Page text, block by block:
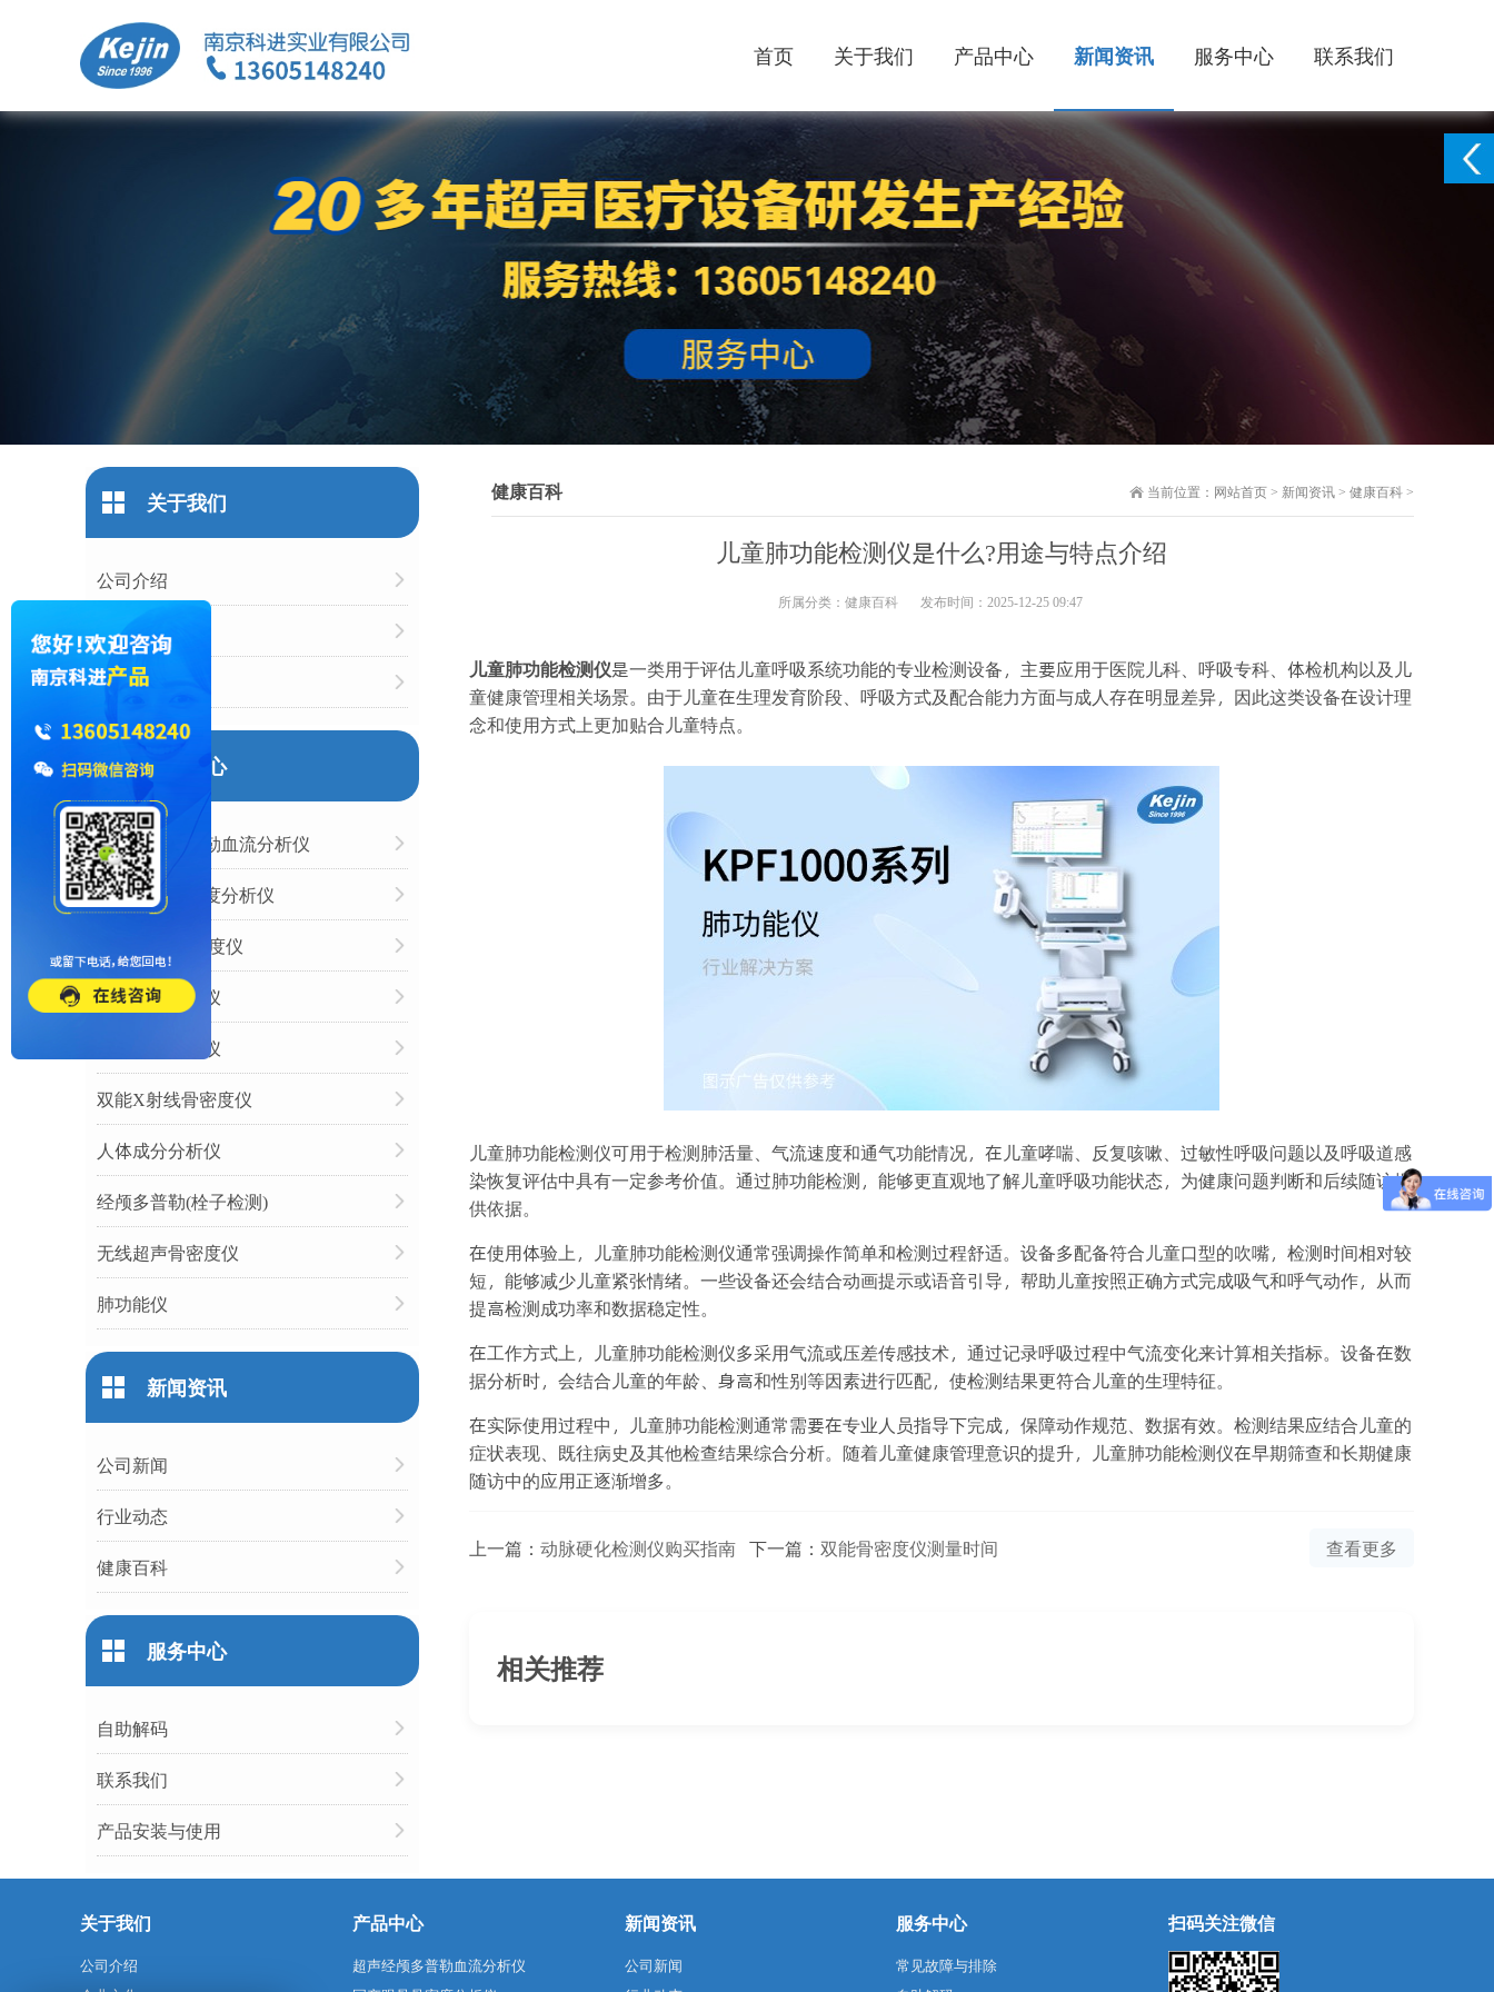
首页 关于我们 产品中心 新闻资讯 服务中心 联系我们
当前位置： 网站首页> 新闻资讯> 健康百科>
健康百科
儿童肺功能检测仪是什么?用途与特点介绍
所属分类： 健康百科 发布时间：2025-12-25 09:47
儿童肺功能检测仪是一类用于评估儿童呼吸系统功能的专业检测设备，主要应用于医院儿科、呼吸专科、体检机构以及儿
童健康管理相关场景。由于儿童在生理发育阶段、呼吸方式及配合能力方面与成人存在明显差异，因此这类设备在设计理
念和使用方式上更加贴合儿童特点。
儿童肺功能检测仪可用于检测肺活量、气流速度和通气功能情况，在儿童哮喘、反复咳嗽、过敏性呼吸问题以及呼吸道感
染恢复评估中具有一定参考价值。通过肺功能检测，能够更直观地了解儿童呼吸功能状态，为健康问题判断和后续随访提
供依据。
在使用体验上，儿童肺功能检测仪通常强调操作简单和检测过程舒适。设备多配备符合儿童口型的吹嘴，检测时间相对较
短，能够减少儿童紧张情绪。一些设备还会结合动画提示或语音引导，帮助儿童按照正确方式完成吸气和呼气动作，从而
提高检测成功率和数据稳定性。
在工作方式上，儿童肺功能检测仪多采用气流或压差传感技术，通过记录呼吸过程中气流变化来计算相关指标。设备在数
据分析时，会结合儿童的年龄、身高和性别等因素进行匹配，使检测结果更符合儿童的生理特征。
在实际使用过程中，儿童肺功能检测通常需要在专业人员指导下完成，保障动作规范、数据有效。检测结果应结合儿童的
症状表现、既往病史及其他检查结果综合分析。随着儿童健康管理意识的提升，儿童肺功能检测仪在早期筛查和长期健康
随访中的应用正逐渐增多。
上一篇： 动脉硬化检测仪购买指南 下一篇： 双能骨密度仪测量时间 查看更多
相关推荐
关于我们
公司介绍
企业文化
企业荣誉
产品中心
超声经颅多普勒血流分析仪
国产跟骨骨密度分析仪
胫骨/桡骨骨密度仪
动脉硬化检测仪
心率变异分析仪
双能X射线骨密度仪
人体成分分析仪
经颅多普勒(栓子检测)
无线超声骨密度仪
肺功能仪
新闻资讯
公司新闻
行业动态
健康百科
服务中心
自助解码
联系我们
产品安装与使用
关于我们
公司介绍
产品中心
超声经颅多普勒血流分析仪
新闻资讯
公司新闻
服务中心
常见故障与排除
扫码关注微信